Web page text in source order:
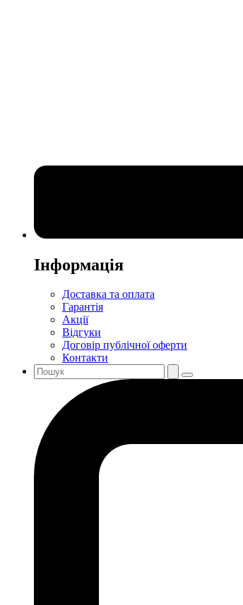
Інформація
Доставка та оплата
Гарантія
Акції
Відгуки
Договір публічної оферти
Контакти